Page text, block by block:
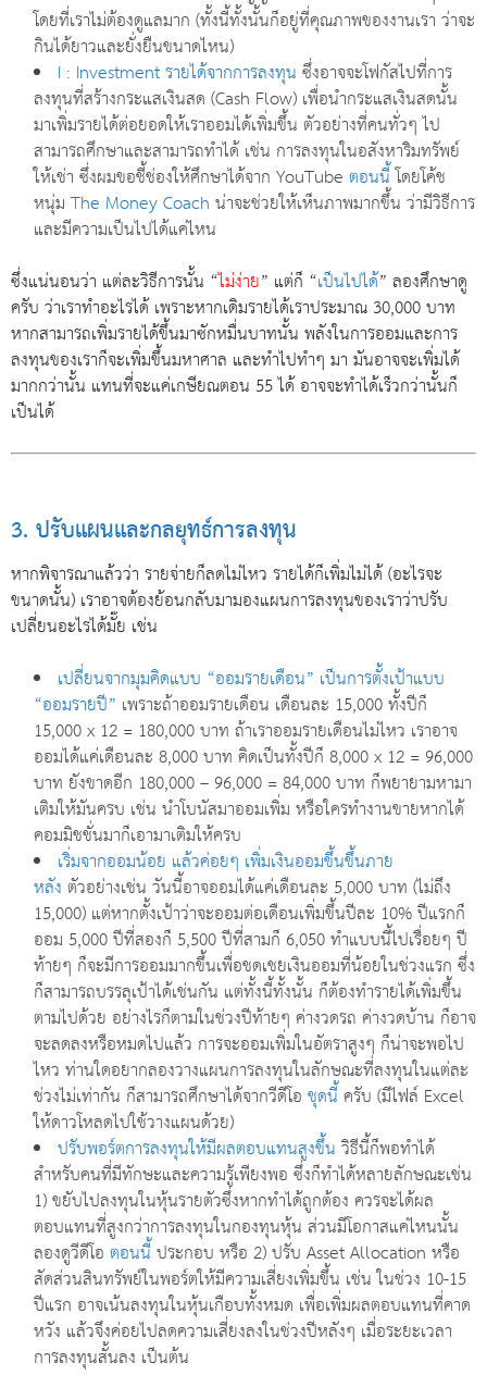
โดยที่เราไม่ต้องดูแลมาก (ทั้งนี้ทั้งนั้นก็อยู่ที่คุณภาพของงานเรา ว่าจะ
กินได้ยาวและยั่งยืนขนาดไหน)
I : Investment รายได้จากการลงทุน ซึ่งอาจจะโฟกัสไปที่การ
ลงทุนที่สร้างกระแสเงินสด (Cash Flow) เพื่อนำกระแสเงินสดนั้น
มาเพิ่มรายได้ต่อยอดให้เราออมได้เพิ่มขึ้น ตัวอย่างที่คนทั่วๆ ไป
สามารถศึกษาและสามารถทำได้ เช่น การลงทุนในอสังหาริมทรัพย์
ให้เช่า ซึ่งผมขอชี้ช่องให้ศึกษาได้จาก YouTube ตอนนี้โดยโค้ช
หนุ่มThe Money Coach น่าจะช่วยให้เห็นภาพมากขึ้น ว่ามีวิธีการ
และมีความเป็นไปได้แค่ไหน
ซึ่งแน่นอนว่า แต่ละวิธีการนั้น “ไม่ง่าย” แต่ก็ “เป็นไปได้” ลองศึกษาดู
ครับ ว่าเราทำอะไรได้ เพราะหากเดิมรายได้เราประมาณ 30,000 บาท
หากสามารถเพิ่มรายได้ขึ้นมาซักหมื่นบาทนั้น พลังในการออมและการ
ลงทุนของเราก็จะเพิ่มขึ้นมหาศาล และทำไปทำๆ มา มันอาจจะเพิ่มได้
มากกว่านั้น แทนที่จะแค่เกษียณตอน 55 ได้ อาจจะทำได้เร็วกว่านั้นก็
เป็นได้
3. ปรับแผนและกลยุทธ์การลงทุน
หากพิจารณาแล้วว่า รายจ่ายก็ลดไม่ไหว รายได้ก็เพิ่มไม่ได้ (อะไรจะ
ขนาดนั้น) เราอาจต้องย้อนกลับมามองแผนการลงทุนของเราว่าปรับ
เปลี่ยนอะไรได้มั๊ย เช่น
เปลี่ยนจากมุมคิดแบบ “ออมรายเดือน” เป็นการตั้งเป้าแบบ
“ออมรายปี” เพราะถ้าออมรายเดือน เดือนละ 15,000 ทั้งปีก็
15,000 x 12 = 180,000 บาท ถ้าเราออมรายเดือนไม่ไหว เราอาจ
ออมได้แค่เดือนละ 8,000 บาท คิดเป็นทั้งปีก็ 8,000 x 12 = 96,000
บาท ยังขาดอีก 180,000 – 96,000 = 84,000 บาท ก็พยายามหามา
เติมให้มันครบ เช่น นำโบนัสมาออมเพิ่ม หรือใครทำงานขายหากได้
คอมมิชชั่นมาก็เอามาเติมให้ครบ
เริ่มจากออมน้อย แล้วค่อยๆ เพิ่มเงินออมขึ้นขึ้นภาย
หลัง ตัวอย่างเช่น วันนี้อาจออมได้แค่เดือนละ 5,000 บาท (ไม่ถึง
15,000) แต่หากตั้งเป้าว่าจะออมต่อเดือนเพิ่มขึ้นปีละ 10% ปีแรกก็
ออม 5,000 ปีที่สองก็ 5,500 ปีที่สามก็ 6,050 ทำแบบนี้ไปเรื่อยๆ ปี
ท้ายๆ ก็จะมีการออมมากขึ้นเพื่อชดเชยเงินออมที่น้อยในช่วงแรก ซึ่ง
ก็สามารถบรรลุเป้าได้เช่นกัน แต่ทั้งนี้ทั้งนั้น ก็ต้องทำรายได้เพิ่มขึ้น
ตามไปด้วย อย่างไรก็ตามในช่วงปีท้ายๆ ค่างวดรถ ค่างวดบ้าน ก็อาจ
จะลดลงหรือหมดไปแล้ว การจะออมเพิ่มในอัตราสูงๆ ก็น่าจะพอไป
ไหว ท่านใดอยากลองวางแผนการลงทุนในลักษณะที่ลงทุนในแต่ละ
ช่วงไม่เท่ากัน ก็สามารถศึกษาได้จากวีดีโอ ชุดนี้ ครับ (มีไฟล์ Excel
ให้ดาวโหลดไปใช้วางแผนด้วย)
ปรับพอร์ตการลงทุนให้มีผลตอบแทนสูงขึ้น วิธีนี้ก็พอทำได้
สำหรับคนที่มีทักษะและความรู้เพียงพอ ซึ่งก็ทำได้หลายลักษณะเช่น
1) ขยับไปลงทุนในหุ้นรายตัวซึ่งหากทำได้ถูกต้อง ควรจะได้ผล
ตอบแทนที่สูงกว่าการลงทุนในกองทุนหุ้น ส่วนมีโอกาสแค่ไหนนั้น
ลองดูวีดีโอ ตอนนี้ ประกอบ หรือ 2) ปรับ Asset Allocation หรือ
สัดส่วนสินทรัพย์ในพอร์ตให้มีความเสี่ยงเพิ่มขึ้น เช่น ในช่วง 10-15
ปีแรก อาจเน้นลงทุนในหุ้นเกือบทั้งหมด เพื่อเพิ่มผลตอบแทนที่คาด
หวัง แล้วจึงค่อยไปลดความเสี่ยงลงในช่วงปีหลังๆ เมื่อระยะเวลา
การลงทุนสั้นลง เป็นต้น